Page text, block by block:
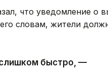
что уведомление о
словам, жители
слишком быстро, —